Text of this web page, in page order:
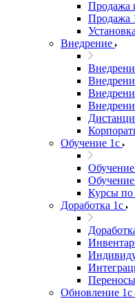
Продажа
Продажа
Внедрение
Обучение 1с
Курсы по
Доработка 1с
Обновление 1с